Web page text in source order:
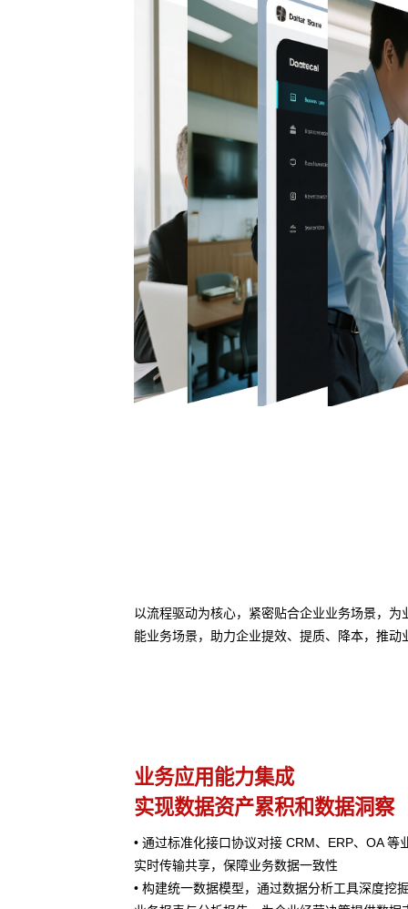
以流程驱动为核心，紧密贴合企业业务场景，
能业务场景，助力企业提效、提质、降本，推动
AI Agent 快速接入
赋能业务 快速迭代
• 快速编排适配的 AI 能力进行集成，为业务处理
• 将 AI 能力与业务流程深度结合，在客户服务
估等场景中发挥作用